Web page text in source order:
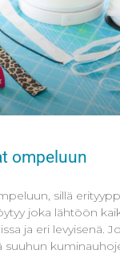
ompeluun
sillä
joka lähtöön
ja eri levyisenä.
suuhun